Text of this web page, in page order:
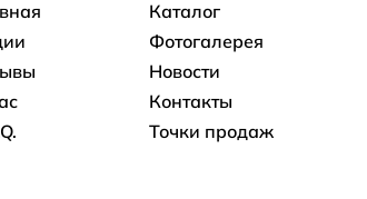
навигацияКаталог
Фотогалерея
Новости
Контакты
Точки продаж